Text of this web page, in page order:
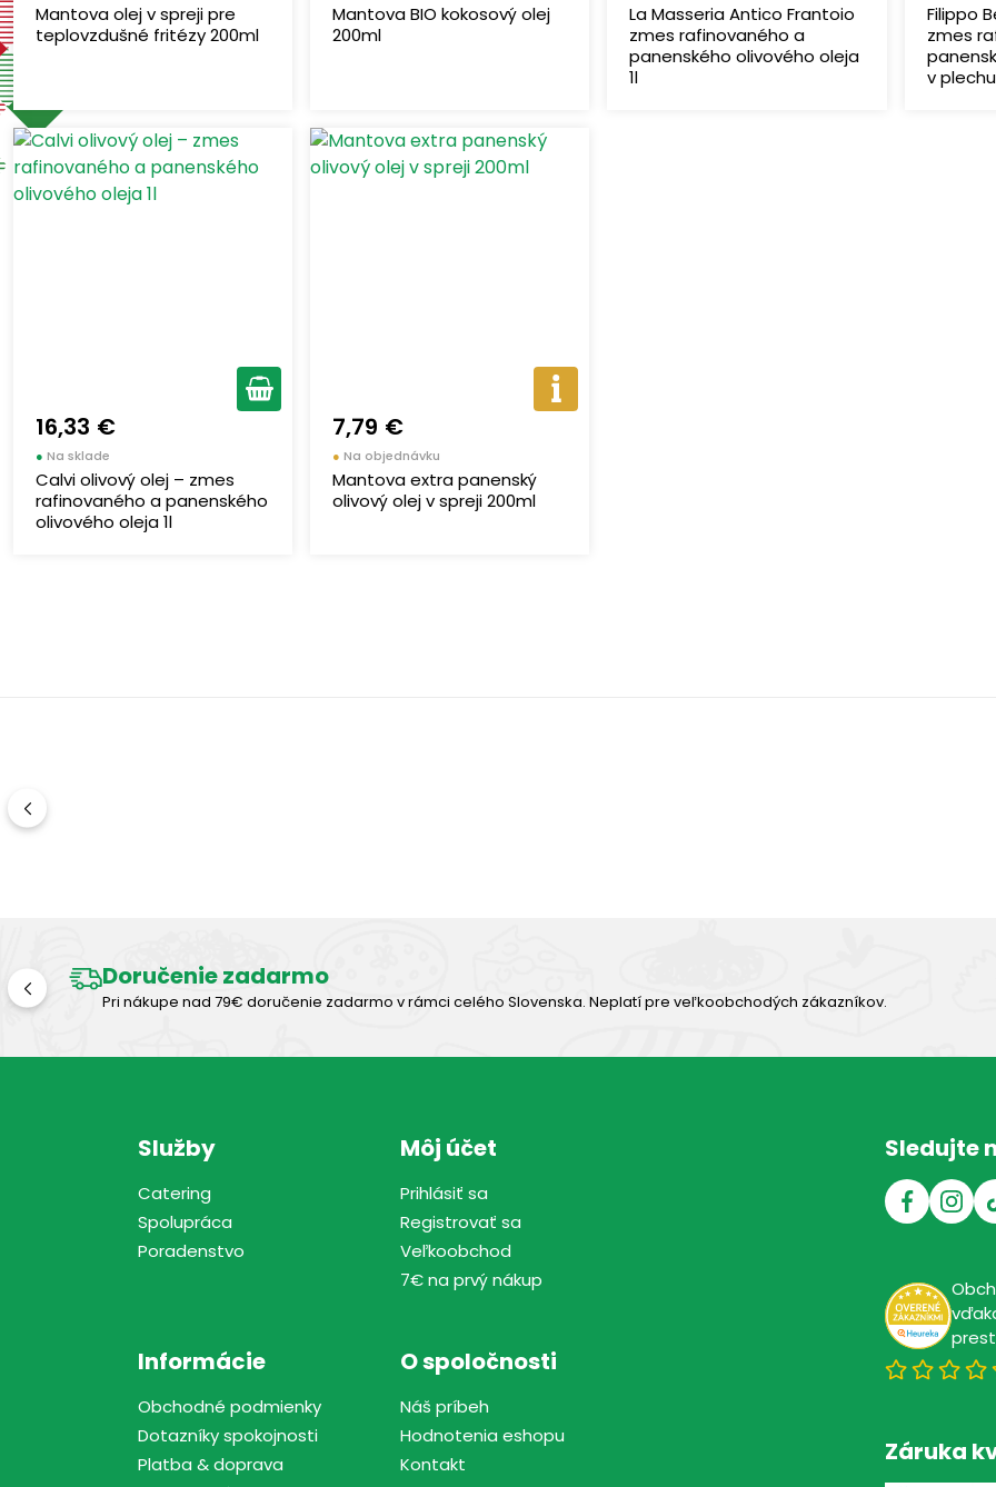
Mantova olej v spreji pre
teplovzdušné fritézy 200ml
Mantova BIO kokosový olej
200ml
La Masseria Antico Frantoio
zmes rafinovaného a
panenského olivového oleja
1l
Filippo
zmes
v plechu
16,33 €
● Na sklade
Calvi olivový olej – zmes
rafinovaného a panenského
olivového oleja 1l
7,79 €
●Na objednávku
Mantova extra panenský
olivový olej v spreji 200ml
Doručenie zadarmo
Pri nákupe nad 79€ doručenie zadarmo v rámci celého Slovenska. Neplatí pre veľkoobchodých zákazníkov.
Služby
Catering
Spolupráca
Poradenstvo
Môj účet
Prihlásiť sa
Registrovať sa
Veľkoobchod
7€ na prvý nákup
Informácie
Obchodné podmienky
Dotazníky spokojnosti
Platba & doprava
O spoločnosti
Náš príbeh
Hodnotenia eshopu
Kontakt
Záruka
Sledujte